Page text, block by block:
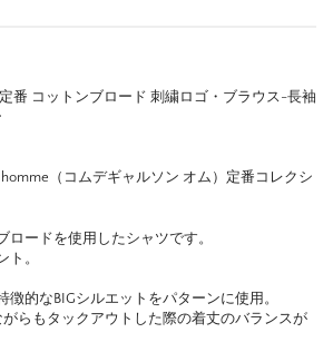
番 コットンブロード 刺繍ロゴ・ブラウス-長袖
homme（コムデギャルソン オム）定番コレクシ
ロードを使用したシャツです。
ト。
徴的なBIGシルエットをパターンに使用。
がらもタックアウトした際の着丈のバランスが